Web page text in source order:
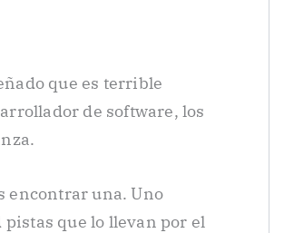
que es terrible
de software, los
encontrar una. Uno
que lo llevan por el